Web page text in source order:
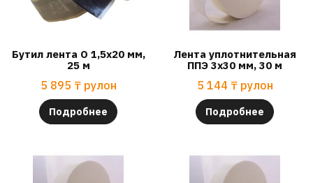
Бутил лента О 1,5х20 мм,
25 м
5 895 ₸ рулон
Подробнее
Лента уплотнительная
ППЭ 3х30 мм, 30 м
5 144 ₸ рулон
Подробнее